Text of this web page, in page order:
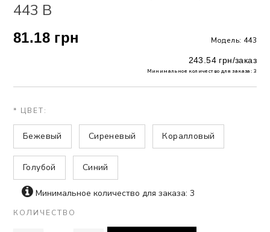
443 В
81.18 грн Модель: 443
243.54 грн/заказ
Минимальное количество для заказа: 3
* ЦВЕТ:
Бежевый Сиреневый Коралловый
Голубой Синий
Минимальное количество для заказа: 3
КОЛИЧЕСТВО